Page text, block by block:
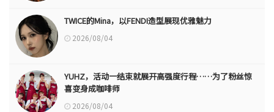
TWICE的Mina，以FENDI造型展现优雅魅力
2026/08/04
YUHZ，活动一结束就展开高强度行程……为了粉丝惊
喜变身成咖啡师
2026/08/04